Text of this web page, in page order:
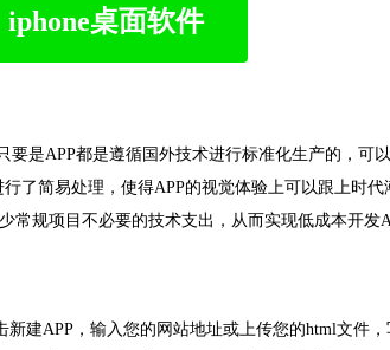
iphone桌面软件
是APP都是遵循国外技术进行标准化生产的，可
了简易处理，使得APP的视觉体验上可以跟上时
规项目不必要的技术支出，从而实现低成本开发
建APP，输入您的网站地址或上传您的html文件